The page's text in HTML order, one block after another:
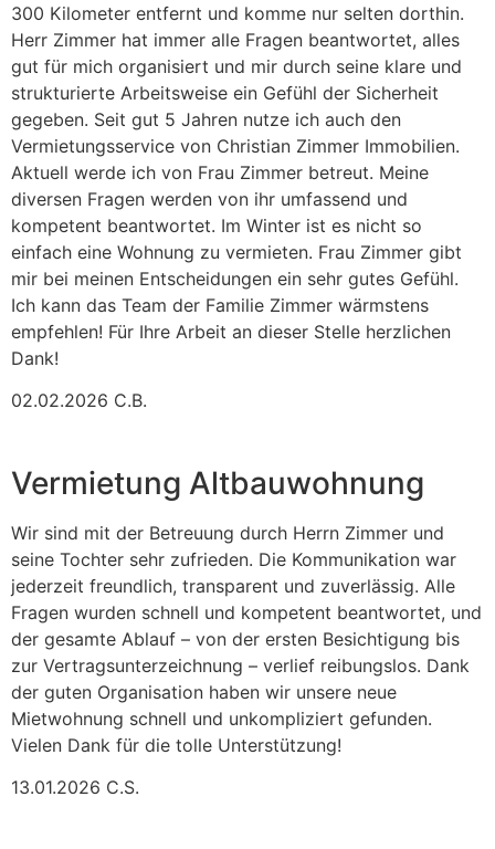
300 Kilometer entfernt und komme nur selten dorthin.
Herr Zimmer hat immer alle Fragen beantwortet, alles
gut für mich organisiert und mir durch seine klare und
strukturierte Arbeitsweise ein Gefühl der Sicherheit
gegeben. Seit gut 5 Jahren nutze ich auch den
Vermietungsservice von Christian Zimmer Immobilien.
Aktuell werde ich von Frau Zimmer betreut. Meine
diversen Fragen werden von ihr umfassend und
kompetent beantwortet. Im Winter ist es nicht so
einfach eine Wohnung zu vermieten. Frau Zimmer gibt
mir bei meinen Entscheidungen ein sehr gutes Gefühl.
Ich kann das Team der Familie Zimmer wärmstens
empfehlen! Für Ihre Arbeit an dieser Stelle herzlichen
Dank!
02.02.2026 C.B.
Vermietung Altbauwohnung
Wir sind mit der Betreuung durch Herrn Zimmer und
seine Tochter sehr zufrieden. Die Kommunikation war
jederzeit freundlich, transparent und zuverlässig. Alle
Fragen wurden schnell und kompetent beantwortet, und
der gesamte Ablauf – von der ersten Besichtigung bis
zur Vertragsunterzeichnung – verlief reibungslos. Dank
der guten Organisation haben wir unsere neue
Mietwohnung schnell und unkompliziert gefunden.
Vielen Dank für die tolle Unterstützung!
13.01.2026 C.S.